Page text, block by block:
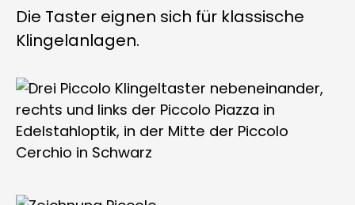
Die Taster eignen sich für klassische
Klingelanlagen.